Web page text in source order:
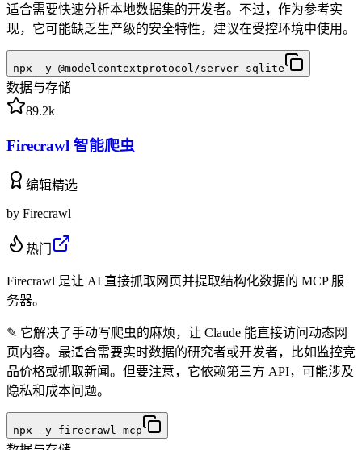
适合需要快速分析本地数据集的开发者。不过，作为参考实
现，它可能缺乏生产级的安全特性，建议在受控环境中使用。
npx -y @modelcontextprotocol/server-sqlite
数据与存储
89.2k
Firecrawl 智能爬虫
编辑精选
by Firecrawl
热门
Firecrawl 是让 AI 直接抓取网页并提取结构化数据的 MCP 服
务器。
✎ 它解决了手动写爬虫的麻烦，让 Claude 能直接访问动态网
页内容。最适合需要实时数据的研究者或开发者，比如监控竞
品价格或抓取新闻。但要注意，它依赖第三方 API，可能涉及
隐私和成本问题。
npx -y firecrawl-mcp